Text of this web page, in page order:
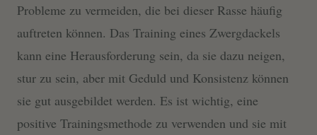
Probleme zu vermeiden, die bei dieser Rasse häufig
auftreten können. Das Training eines Zwergdackels
kann eine Herausforderung sein, da sie dazu neigen,
stur zu sein, aber mit Geduld und Konsistenz können
sie gut ausgebildet werden. Es ist wichtig, eine
positive Trainingsmethode zu verwenden und sie mit